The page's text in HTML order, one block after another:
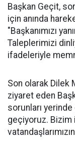
Başkan Geçit,
için anında
"Başkanımızı
Taleplerimizi
ifadeleriyle
Son olarak Dilek
ziyaret eden
sorunları
geçiyoruz. Bizim